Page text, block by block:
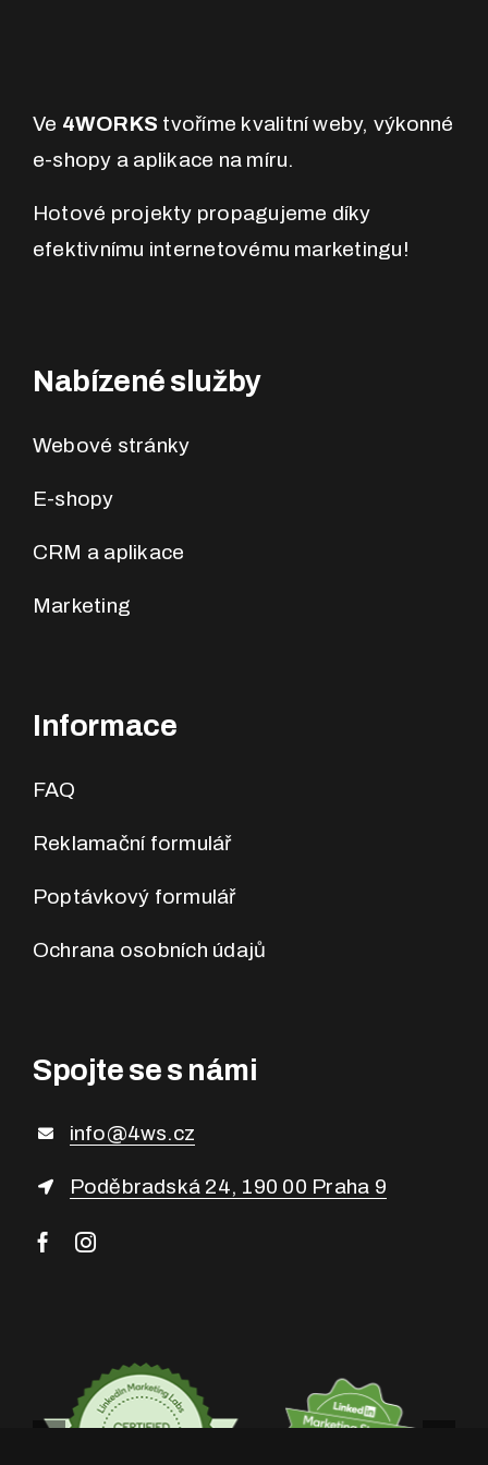
Ve 4WORKS tvoříme kvalitní weby, výkonné
e-shopy a aplikace na míru.
Hotové projekty propagujeme díky
efektivnímu internetovému marketingu!
Nabízené služby
Webové stránky
E-shopy
CRM a aplikace
Marketing
Informace
FAQ
Reklamační formulář
Poptávkový formulář
Ochrana osobních údajů
Spojte se s námi
info@4ws.cz
Poděbradská 24, 190 00 Praha 9